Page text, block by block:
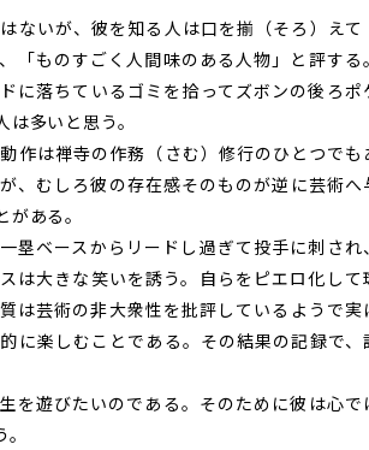
ないが、彼を知る人は口を揃（そろ）えて
「ものすごく人間味のある人物」と評する
に落ちているゴミを拾ってズボンの後ろポ
多いと思う。
は禅寺の作務（さむ）修行のひとつでも
、むしろ彼の存在感そのものが逆に芸術へ
ある。
塁ベースからリードし過ぎて投手に刺され
は大きな笑いを誘う。自らをピエロ化して
は芸術の非大衆性を批評しているようで実
に楽しむことである。その結果の記録で、
遊びたいのである。そのために彼は心で